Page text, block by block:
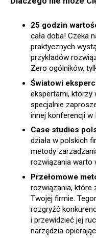
25 godzin
cała doba! Czeka
praktycznych
przykładów
Zero ogólników,
Światowi
ekspertami, którzy
specjalnie
innej konferencji w
Case studies
działa w polskich
metody
rozwiązania warto
Przełomowe
rozwiązania, które
Twojej firmie.
rozgryźć
i przewidzieć jej
narzędzia